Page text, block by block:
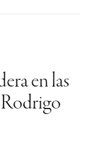
en las
Rodrigo